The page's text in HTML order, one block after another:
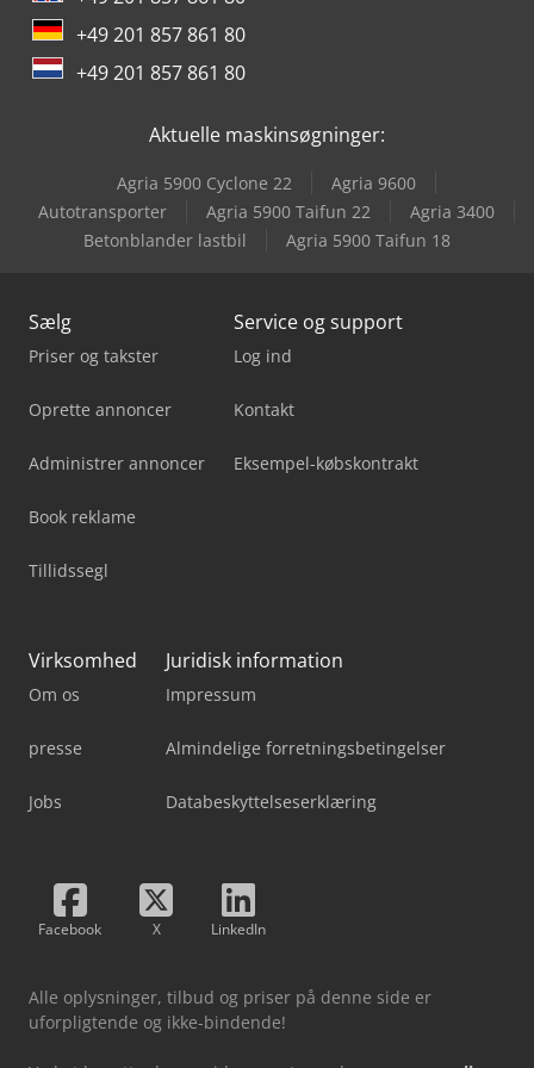
Tec Rotec
Weinbrenner Tsv 6/3050
+49 201 857 861 80
+49 201 857 861 80
Aktuelle maskinsøgninger:
Agria 5900 Cyclone 22
Agria 9600
Autotransporter
Agria 5900 Taifun 22
Agria 3400
Betonblander lastbil
Agria 5900 Taifun 18
Sælg
Priser og takster
Oprette annoncer
Administrer annoncer
Book reklame
Tillidssegl
Service og support
Log ind
Kontakt
Eksempel-købskontrakt
Virksomhed
Om os
presse
Jobs
Juridisk information
Impressum
Almindelige forretningsbetingelser
Databeskyttelseserklæring
Facebook X LinkedIn
Alle oplysninger, tilbud og priser på denne side er
uforpligtende og ikke-bindende!